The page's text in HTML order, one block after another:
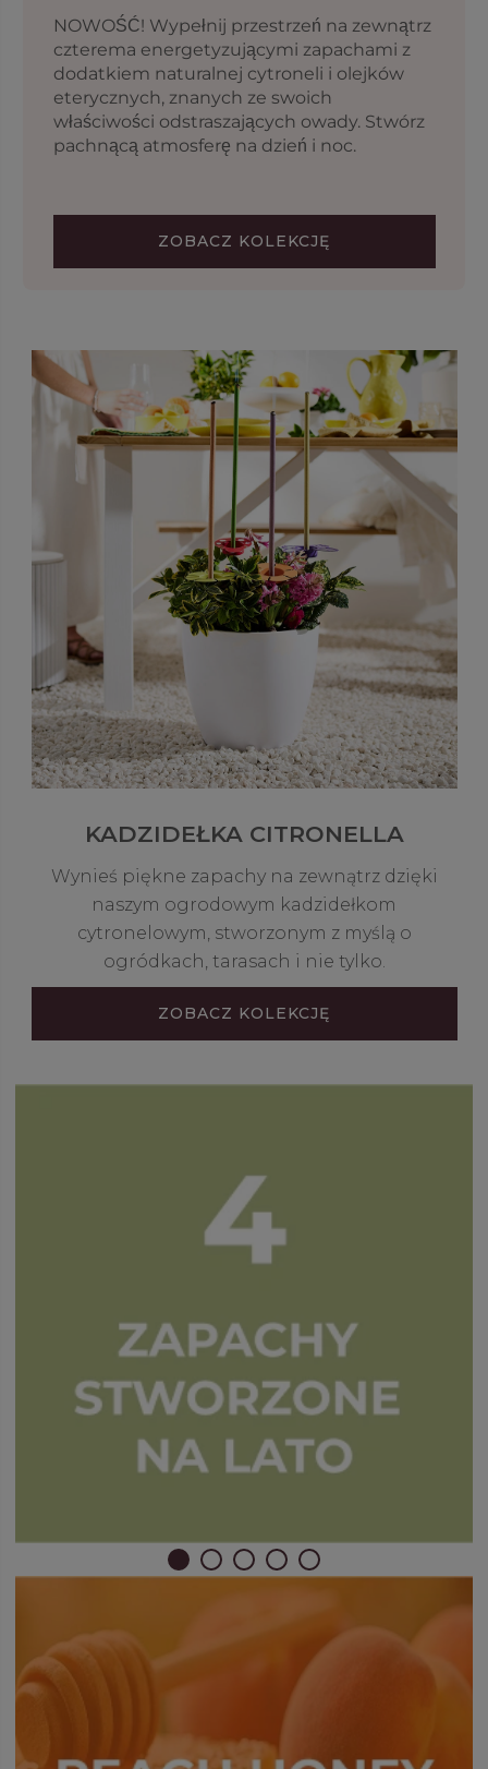
NOWOŚĆ! Wypełnij przestrzeń na zewnątrz
czterema energetyzującymi zapachami z
dodatkiem naturalnej cytroneli i olejków
eterycznych, znanych ze swoich
właściwości odstraszających owady. Stwórz
pachnącą atmosferę na dzień i noc.
ZOBACZ KOLEKCJĘ
KADZIDEŁKA CITRONELLA
Wynieś piękne zapachy na zewnątrz dzięki
naszym ogrodowym kadzidełkom
cytronelowym, stworzonym z myślą o
ogródkach, tarasach i nie tylko.
ZOBACZ KOLEKCJĘ